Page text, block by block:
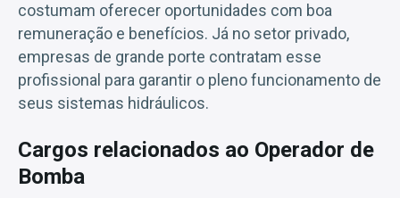
costumam oferecer oportunidades com boa
remuneração e benefícios. Já no setor privado,
empresas de grande porte contratam esse
profissional para garantir o pleno funcionamento de
seus sistemas hidráulicos.
Cargos relacionados ao Operador de
Bomba